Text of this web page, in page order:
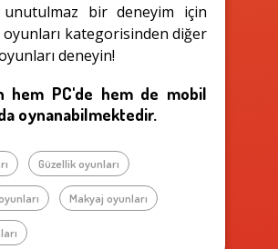
bir deneyim için
kategorisinden diğer
deneyin!
hem PC'de hem de mobil
oynanabilmektedir.
Güzellik oyunları
Makyaj oyunları